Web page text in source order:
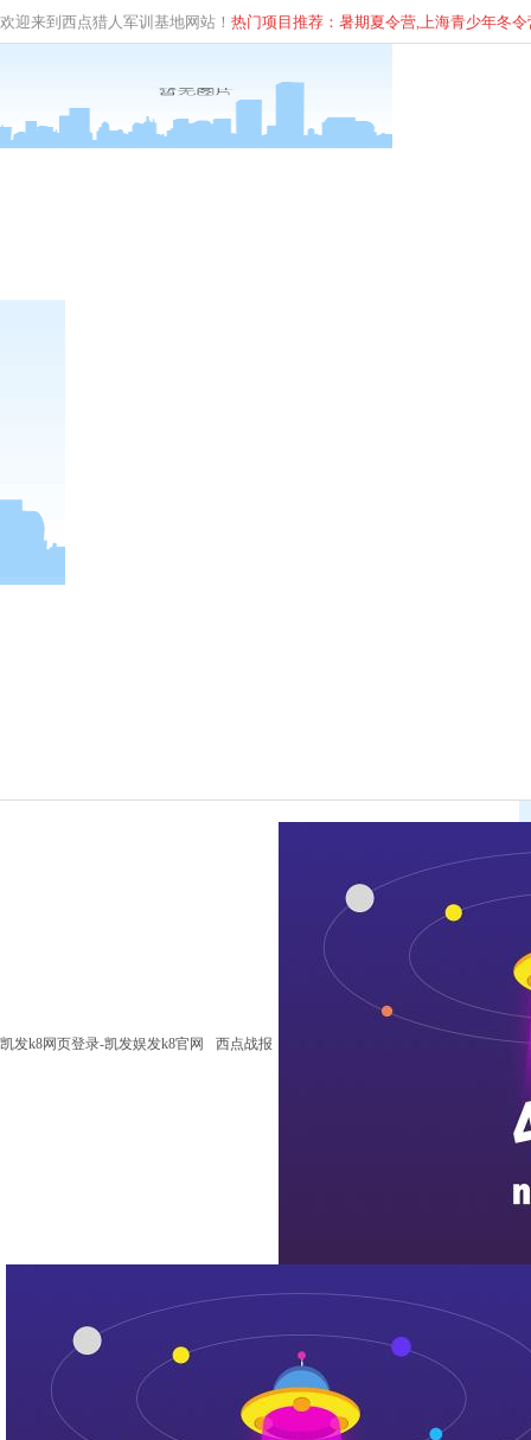
欢迎来到西点猎人军训基地网站！ 热门项目推荐：暑期夏令营,上海青少年冬令
凯发k8网页登录-凯发娱发k8官网 西点战报